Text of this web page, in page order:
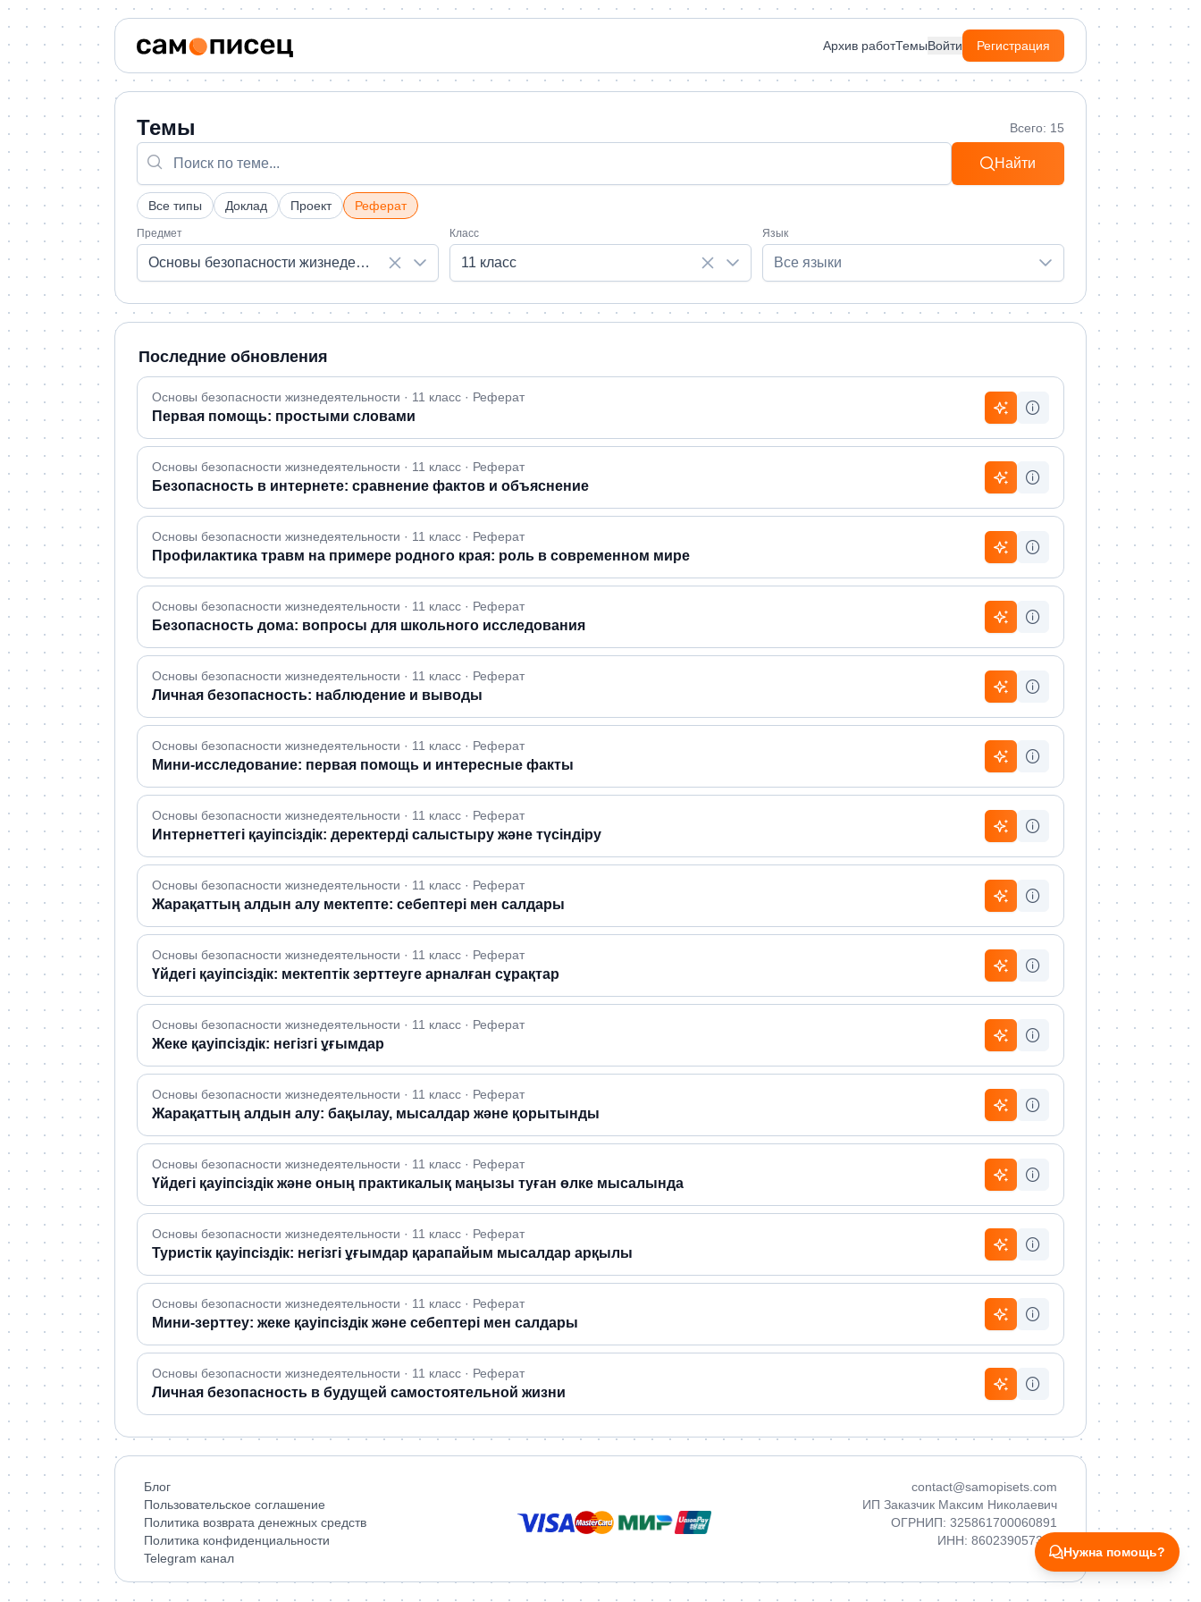
Архив работТемыВойти Регистрация
Темы Всего: 15
Найти
Все типы Доклад Проект Реферат
Предмет
Основы безопасности жизнедеятельности
Класс
11 класс
Язык
Все языки
Последние обновления
Основы безопасности жизнедеятельности · 11 класс · Реферат
Первая помощь: простыми словами
Основы безопасности жизнедеятельности · 11 класс · Реферат
Безопасность в интернете: сравнение фактов и объяснение
Основы безопасности жизнедеятельности · 11 класс · Реферат
Профилактика травм на примере родного края: роль в современном мире
Основы безопасности жизнедеятельности · 11 класс · Реферат
Безопасность дома: вопросы для школьного исследования
Основы безопасности жизнедеятельности · 11 класс · Реферат
Личная безопасность: наблюдение и выводы
Основы безопасности жизнедеятельности · 11 класс · Реферат
Мини-исследование: первая помощь и интересные факты
Основы безопасности жизнедеятельности · 11 класс · Реферат
Интернеттегі қауіпсіздік: деректерді салыстыру және түсіндіру
Основы безопасности жизнедеятельности · 11 класс · Реферат
Жарақаттың алдын алу мектепте: себептері мен салдары
Основы безопасности жизнедеятельности · 11 класс · Реферат
Үйдегі қауіпсіздік: мектептік зерттеуге арналған сұрақтар
Основы безопасности жизнедеятельности · 11 класс · Реферат
Жеке қауіпсіздік: негізгі ұғымдар
Основы безопасности жизнедеятельности · 11 класс · Реферат
Жарақаттың алдын алу: бақылау, мысалдар және қорытынды
Основы безопасности жизнедеятельности · 11 класс · Реферат
Үйдегі қауіпсіздік және оның практикалық маңызы туған өлке мысалында
Основы безопасности жизнедеятельности · 11 класс · Реферат
Туристік қауіпсіздік: негізгі ұғымдар қарапайым мысалдар арқылы
Основы безопасности жизнедеятельности · 11 класс · Реферат
Мини-зерттеу: жеке қауіпсіздік және себептері мен салдары
Основы безопасности жизнедеятельности · 11 класс · Реферат
Личная безопасность в будущей самостоятельной жизни
Блог
Пользовательское соглашение
Политика возврата денежных средств
Политика конфиденциальности
Telegram канал
contact@samopisets.com
ИП Заказчик Максим Николаевич
ОГРНИП: 325861700060891
ИНН: 860239057380
Нужна помощь?